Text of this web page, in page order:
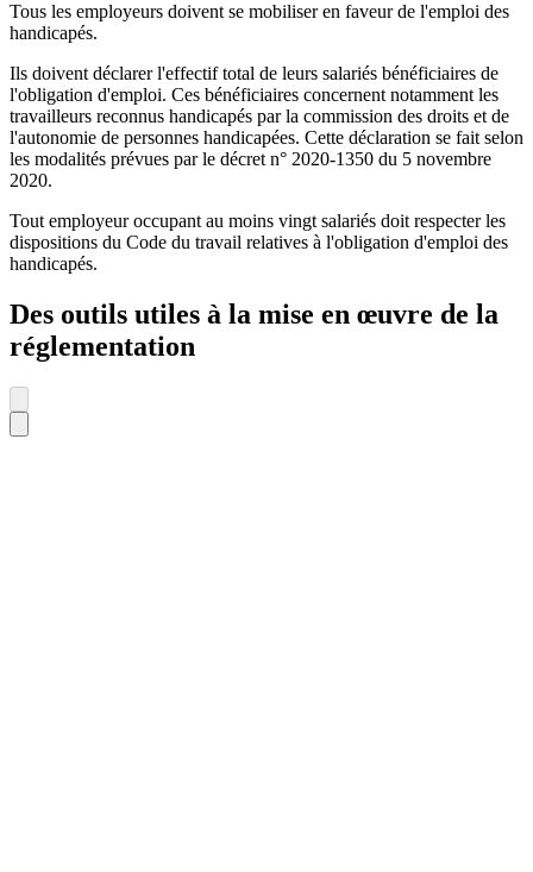
Tous les employeurs doivent se mobiliser en faveur de l'emploi des
handicapés.
Ils doivent déclarer l'effectif total de leurs salariés bénéficiaires de
l'obligation d'emploi. Ces bénéficiaires concernent notamment les
travailleurs reconnus handicapés par la commission des droits et de
l'autonomie de personnes handicapées. Cette déclaration se fait selon
les modalités prévues par le décret n° 2020-1350 du 5 novembre
2020.
Tout employeur occupant au moins vingt salariés doit respecter les
dispositions du Code du travail relatives à l'obligation d'emploi des
handicapés.
Des outils utiles à la mise en œuvre de la
réglementation